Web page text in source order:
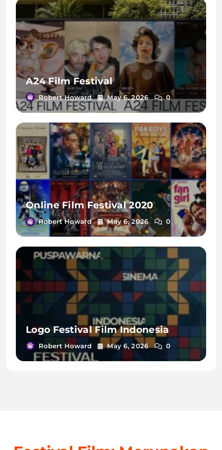
A24 Film Festival
Robert Howard May 6, 2026 0
Online Film Festival 2020
Robert Howard May 6, 2026 0
Logo Festival Film Indonesia
Robert Howard May 6, 2026 0